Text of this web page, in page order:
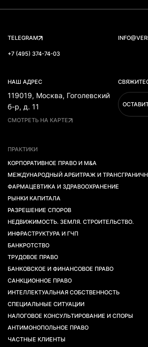
TELEGRAM
+7 (495) 374-74-03
НАШ АДРЕС
119019, Москва, Гоголевский
б-р, д. 11
СМОТРЕТЬ НА КАРТЕ
ПРАКТИКИ
КОРПОРАТИВНОЕ ПРАВО И M&A
МЕЖДУНАРОДНЫЙ АРБИТРАЖ И
ФАРМАЦЕВТИКА И ЗДРАВООХРАНЕНИЕ
РЫНКИ КАПИТАЛА
РАЗРЕШЕНИЕ СПОРОВ
НЕДВИЖИМОСТЬ. ЗЕМЛЯ. СТРОИТЕЛЬСТВО.
ИНФРАСТРУКТУРА И ГЧП
БАНКРОТСТВО
ТРУДОВОЕ ПРАВО
БАНКОВСКОЕ И ФИНАНСОВОЕ ПРАВО
САНКЦИОННОЕ ПРАВО
ИНТЕЛЛЕКТУАЛЬНАЯ СОБСТВЕННОСТЬ
СПЕЦИАЛЬНЫЕ СИТУАЦИИ
НАЛОГОВОЕ КОНСУЛЬТИРОВАНИЕ И СПОРЫ
АНТИМОНОПОЛЬНОЕ ПРАВО
ЧАСТНЫЕ КЛИЕНТЫ